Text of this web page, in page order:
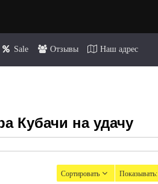
Sale Отзывы Наш адрес
Кубачи на удачу
Сортировать Показывать: